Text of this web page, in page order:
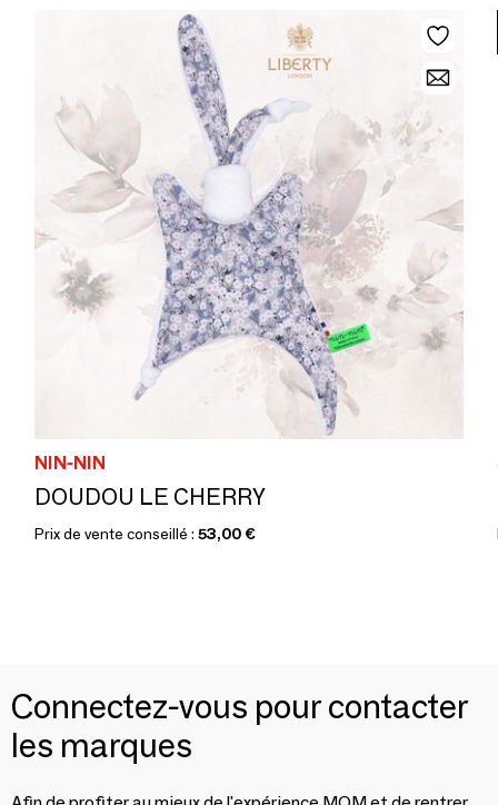
NIN-NIN
DOUDOU LE CHERRY
Prix de vente conseillé : 53,00 €
Connectez-vous pour contacter
les marques